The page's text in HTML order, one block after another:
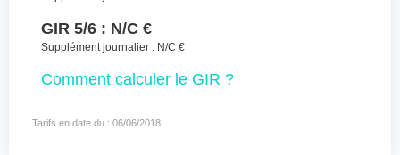
GIR 5/6 : N/C €
Supplément journalier : N/C €
Comment calculer le GIR ?
Tarifs en date du : 06/06/2018